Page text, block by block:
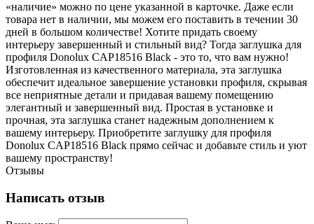
«наличие» можно по цене указанной в карточке. Даже если
товара нет в наличии, мы можем его поставить в течении 30
дней в большом количестве! Хотите придать своему
интерьеру завершенный и стильный вид? Тогда заглушка для
профиля Donolux CAP18516 Black - это то, что вам нужно!
Изготовленная из качественного материала, эта заглушка
обеспечит идеальное завершение установки профиля, скрывая
все неприятные детали и придавая вашему помещению
элегантный и завершенный вид. Простая в установке и
прочная, эта заглушка станет надежным дополнением к
вашему интерьеру. Приобретите заглушку для профиля
Donolux CAP18516 Black прямо сейчас и добавьте стиль и уют
вашему пространству!
Отзывы
Написать отзыв